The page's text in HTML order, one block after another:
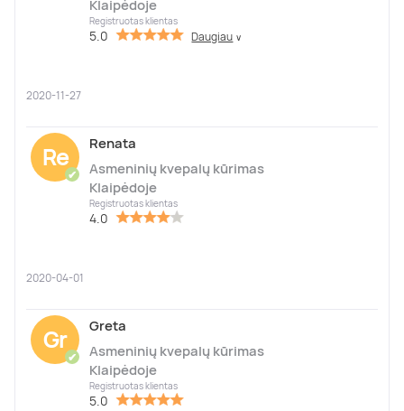
Klaipėdoje
Registruotas klientas
5.0 Daugiau ∨
2020-11-27
Re
✔
Renata
Asmeninių kvepalų kūrimas
Klaipėdoje
Registruotas klientas
4.0
2020-04-01
Gr
✔
Greta
Asmeninių kvepalų kūrimas
Klaipėdoje
Registruotas klientas
5.0